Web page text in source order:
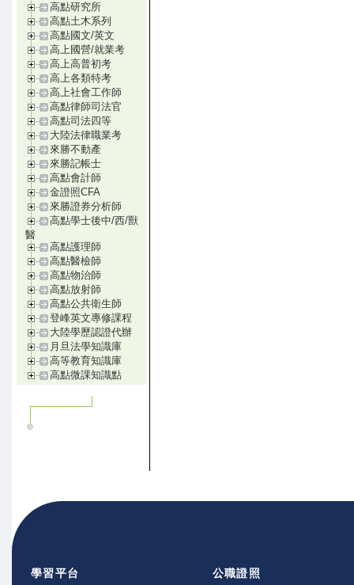
高點研究所
高點土木系列
高點國文/英文
高上國營/就業考
高上高普初考
高上各類特考
高上社會工作師
高點律師司法官
高點司法四等
大陸法律職業考
來勝不動產
來勝記帳士
高點會計師
金證照CFA
來勝證券分析師
高點學士後中/西/獸
醫
高點護理師
高點醫檢師
高點物治師
高點放射師
高點公共衛生師
登峰英文專修課程
大陸學歷認證代辦
月旦法學知識庫
高等教育知識庫
高點微課知識點
學習平台 公職證照